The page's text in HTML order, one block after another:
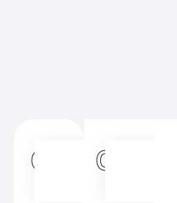
01 02